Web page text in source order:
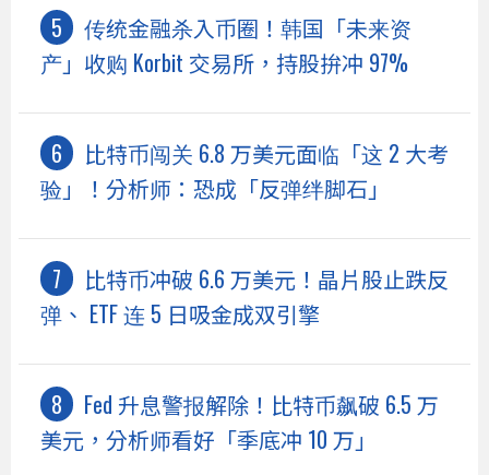
传统金融杀入币圈！韩国「未来资
产」收购 Korbit 交易所，持股拚冲 97%
比特币闯关 6.8 万美元面临「这 2 大考
验」！分析师：恐成「反弹绊脚石」
比特币冲破 6.6 万美元！晶片股止跌反
弹、 ETF 连 5 日吸金成双引擎
Fed 升息警报解除！比特币飙破 6.5 万
美元，分析师看好「季底冲 10 万」